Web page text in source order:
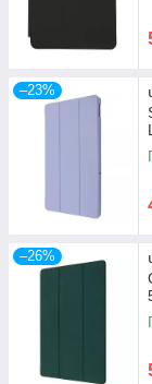
–23%
–26%